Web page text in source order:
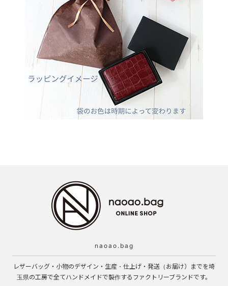
naoao.bag
レザーバッグ・小物のデザイン・生産・仕上げ・発送（お届け）までを埼
玉県の工房で全てハンドメイドで製作するファクトリーブランドです。